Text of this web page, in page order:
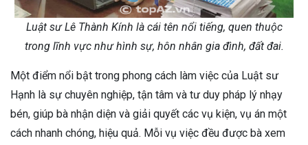
Luật sư Lê Thành Kính là cái tên nổi tiếng, quen thuộc
trong lĩnh vực như hình sự, hôn nhân gia đình, đất đai.
Một điểm nổi bật trong phong cách làm việc của Luật sư
Hạnh là sự chuyên nghiệp, tận tâm và tư duy pháp lý nhạy
bén, giúp bà nhận diện và giải quyết các vụ kiện, vụ án một
cách nhanh chóng, hiệu quả. Mỗi vụ việc đều được bà xem